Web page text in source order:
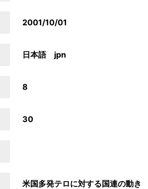
2001/10/01
日本語 jpn
8
30
米国多発テロに対する国連の動